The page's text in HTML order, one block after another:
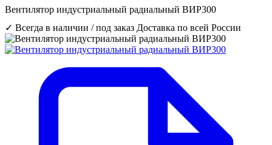
Вентилятор индустриальный радиальный ВИР300
✓ Всегда в наличии / под заказ Доставка по всей России